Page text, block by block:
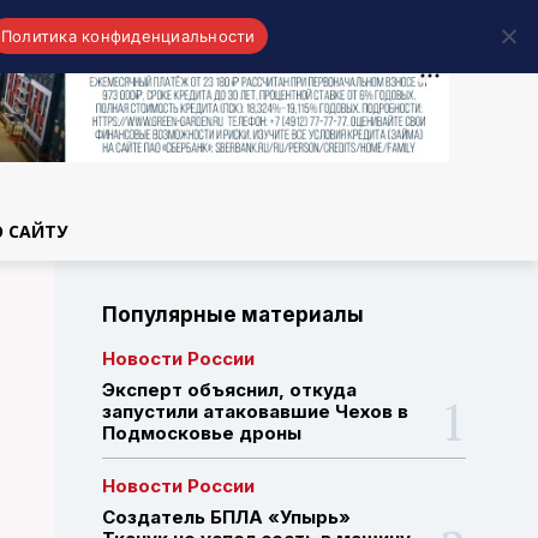
САЙТУ
Популярные материалы
Новости России
Эксперт объяснил, откуда
запустили атаковавшие Чехов в
Подмосковье дроны
Новости России
Создатель БПЛА «Упырь»
Политика конфиденциальности